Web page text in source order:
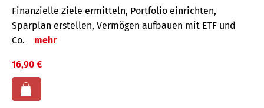
Finanzielle Ziele ermitteln, Portfolio einrichten,
Sparplan erstellen, Vermögen aufbauen mit ETF und
Co.
mehr
16,90 €